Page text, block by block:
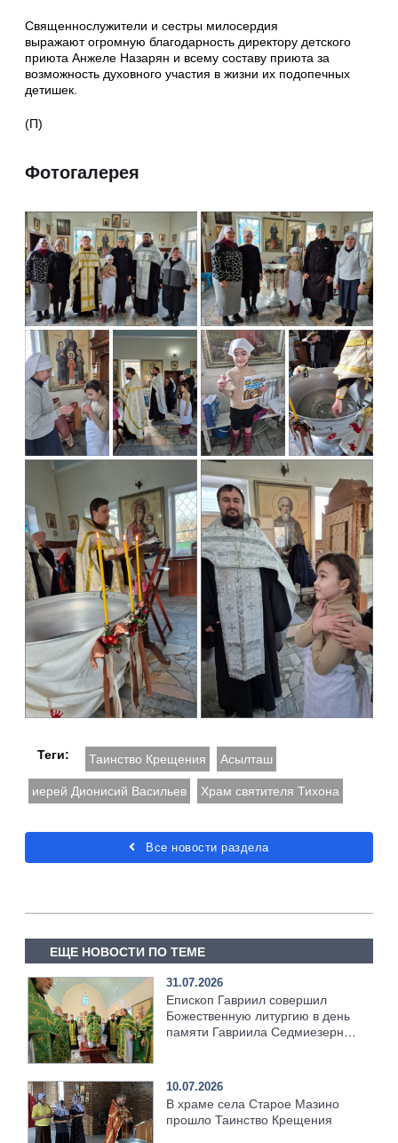
Священнослужители и сестры милосердия
выражают огромную благодарность директору детского
приюта Анжеле Назарян и всему составу приюта за
возможность духовного участия в жизни их подопечных
детишек.
(П)
Фотогалерея
Теги: Таинство Крещения Асылташ
иерей Дионисий Васильев Храм святителя Тихона
Все новости раздела
ЕЩЕ НОВОСТИ ПО ТЕМЕ
31.07.2026
Епископ Гавриил совершил
Божественную литургию в день
памяти Гавриила Седмиезерного
10.07.2026
В храме села Старое Мазино
прошло Таинство Крещения